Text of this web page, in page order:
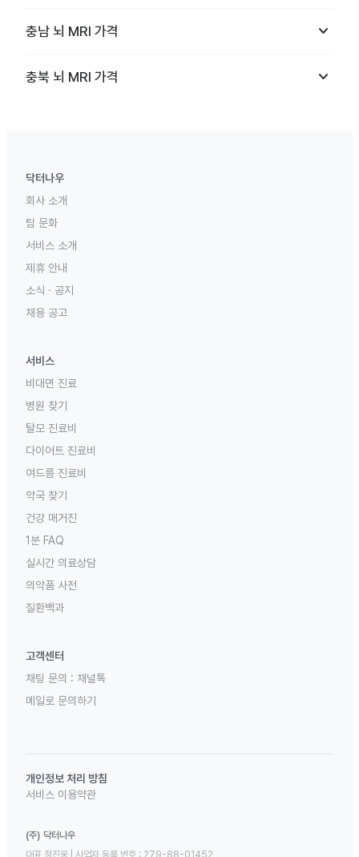
충남 뇌 MRI 가격 keyboard_arrow_down
충북 뇌 MRI 가격 keyboard_arrow_down
닥터나우
회사 소개
팀 문화
서비스 소개
제휴 안내
소식 · 공지
채용 공고
서비스
비대면 진료
병원 찾기
탈모 진료비
다이어트 진료비
여드름 진료비
약국 찾기
건강 매거진
1분 FAQ
실시간 의료상담
의약품 사전
질환백과
고객센터
채팅 문의 : 채널톡
메일로 문의하기
개인정보 처리 방침
서비스 이용약관
(주) 닥터나우
대표 정진웅 | 사업자 등록 번호 : 279-88-01452